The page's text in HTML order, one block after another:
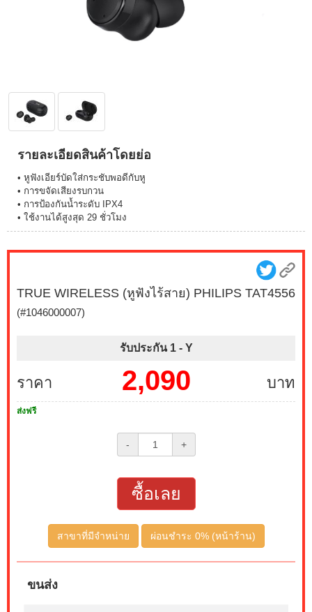
รายละเอียดสินค้าโดยย่อ
• หูฟังเอียร์บัดใส่กระชับพอดีกับหู
• การขจัดเสียงรบกวน
• การป้องกันน้ำระดับ IPX4
• ใช้งานได้สูงสุด 29 ชั่วโมง
TRUE WIRELESS (หูฟังไร้สาย) PHILIPS TAT4556
(#1046000007)
รับประกัน 1 - Y
ราคา บาท
2,090
ส่งฟรี
- +
ซื้อเลย
สาขาที่มีจำหน่าย ผ่อนชำระ 0% (หน้าร้าน)
ขนส่ง